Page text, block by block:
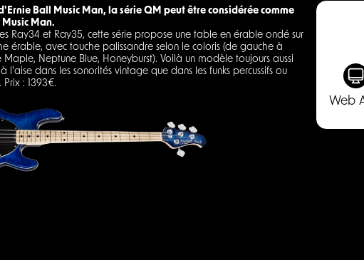
Ball Music Man, la série QM peut être considérée comme
Man.
Ray34 et Ray35, cette série propose une table en érable ondé sur
érable, avec touche palissandre selon le coloris (de gauche à
Neptune Blue, Honeyburst). Voilà un modèle toujours aussi
l'aise dans les sonorités vintage que dans les funks percussifs ou
: 1393€.
Web